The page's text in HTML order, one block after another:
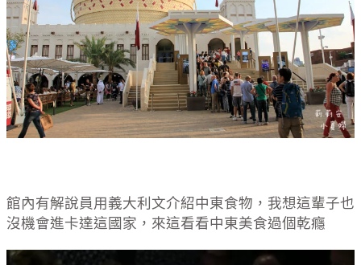
館內有解說員用義大利文介紹中東食物，我想這輩子也
沒機會進卡達這國家，來這看看中東美食過個乾癮